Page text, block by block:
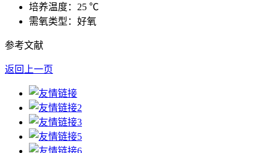
培养温度：25 ℃
需氧类型：好氧
参考文献
返回上一页